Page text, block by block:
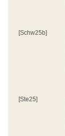
[Schw25b]
[Ste25]